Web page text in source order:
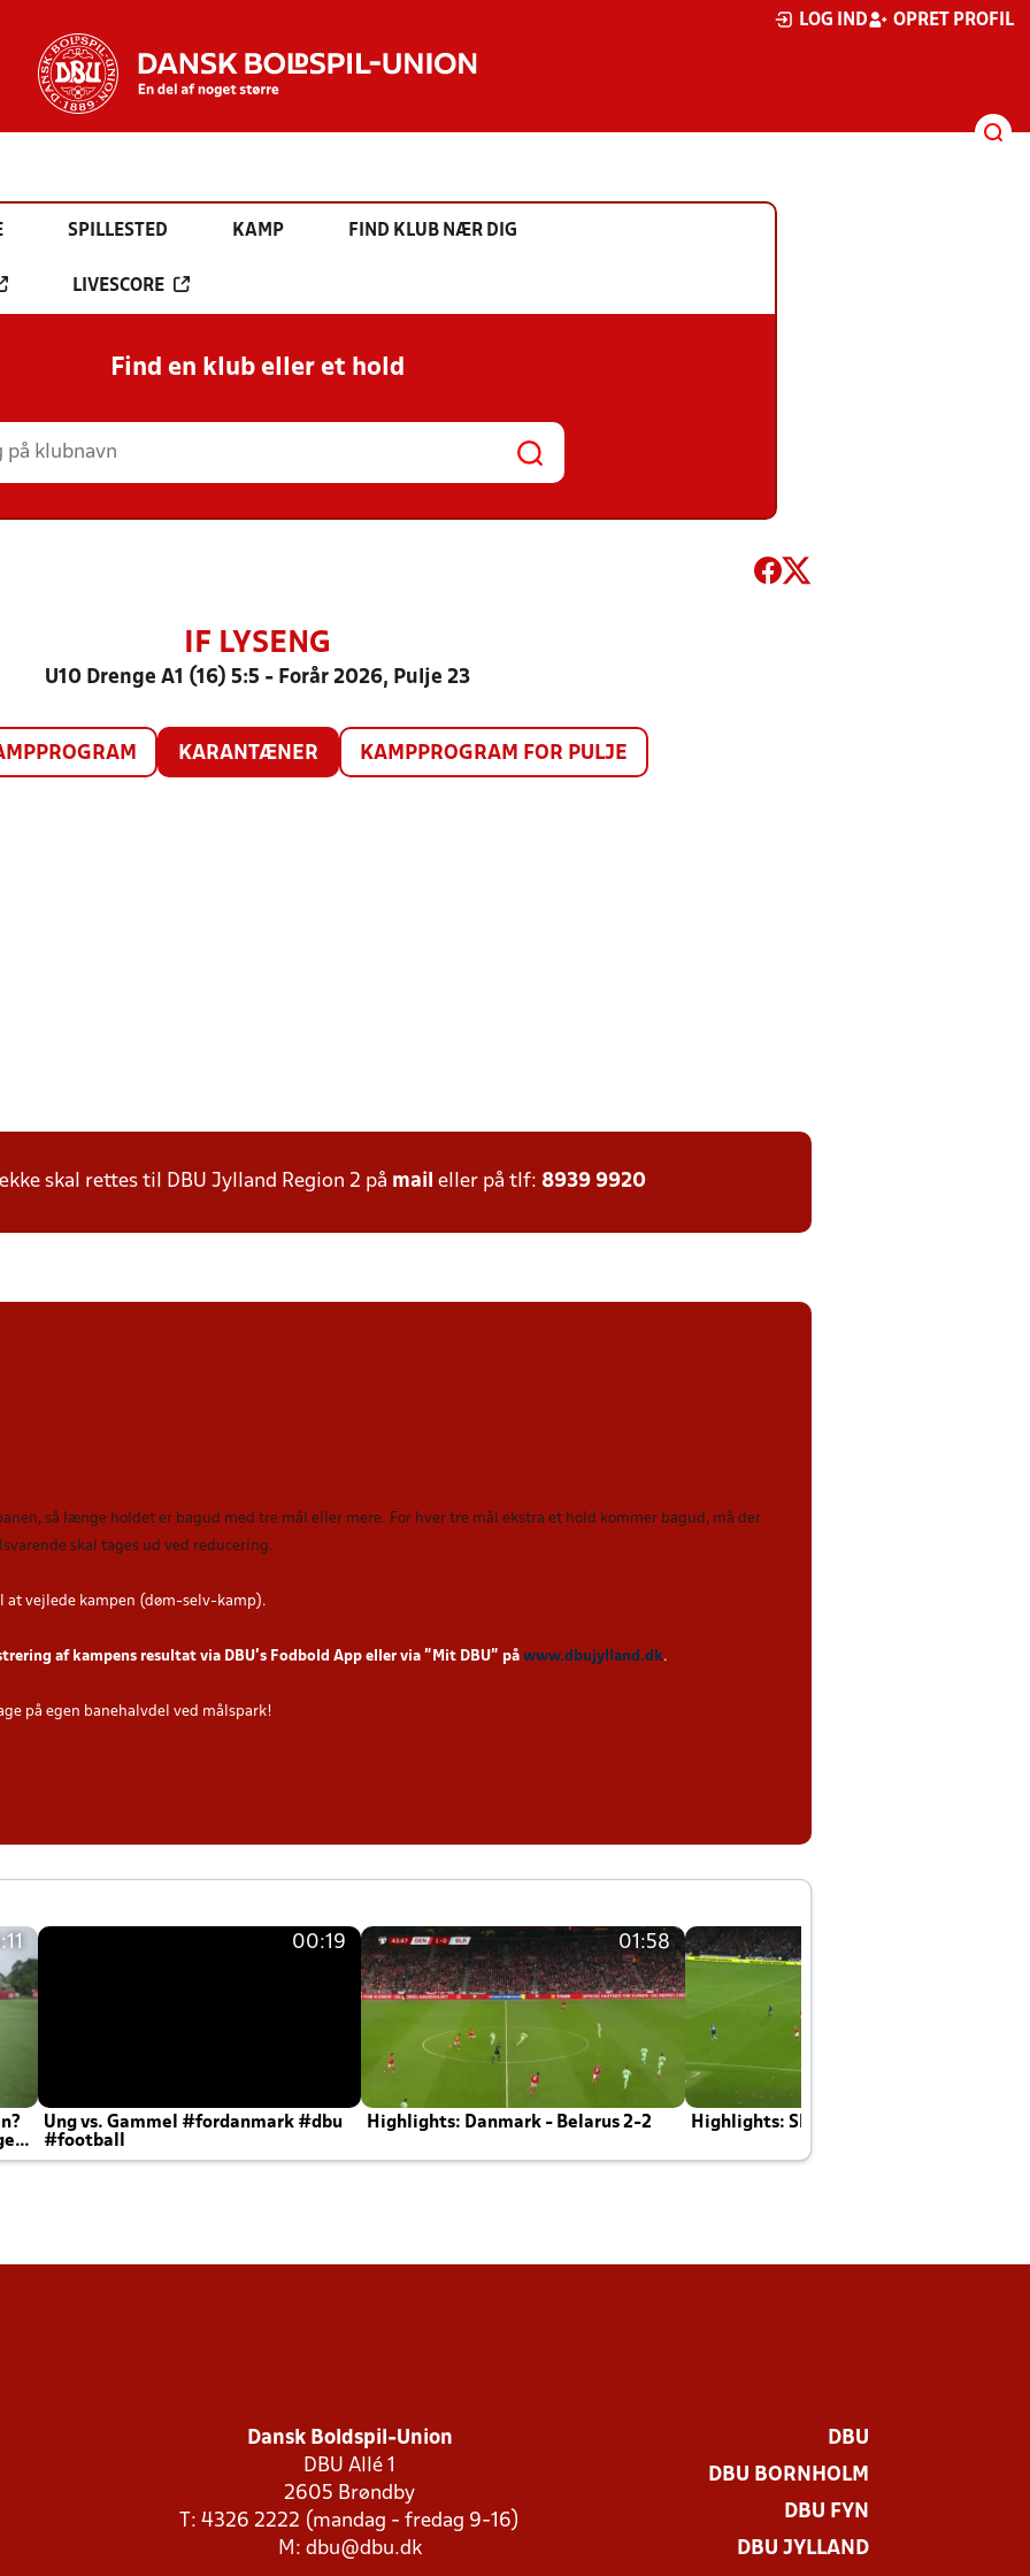
LOG IND OPRET PROFIL
SPILLESTED KAMP FIND KLUB NÆR DIG
LIVESCORE
Find en klub eller et hold
IF LYSENG
U10 Drenge A1 (16) 5:5 - Forår 2026, Pulje 23
KARANTÆNER KAMPPROGRAM FOR PULJE
skal rettes til DBU Jylland Region 2 på mail eller på tlf: 8939 9920
så længe holdet er bagud med tre mål eller mere. For hver tre mål ekstra et hold kommer bagud, må der
skal tages ud ved reducering.
vejlede kampen (døm-selv-kamp).
af kampens resultat via DBU’s Fodbold App eller via ”Mit DBU” på www.dbujylland.dk.
på egen banehalvdel ved målspark!
00:19
Ung vs. Gammel #fordanmark #dbu
#football
01:58
Highlights: Danmark - Belarus 2-2 Highlights: Skotland - Danmark 4-2
Dansk Boldspil-Union
DBU Allé 1
2605 Brøndby
T: 4326 2222 (mandag - fredag 9-16)
M: dbu@dbu.dk
DBU
DBU BORNHOLM
DBU FYN
DBU JYLLAND